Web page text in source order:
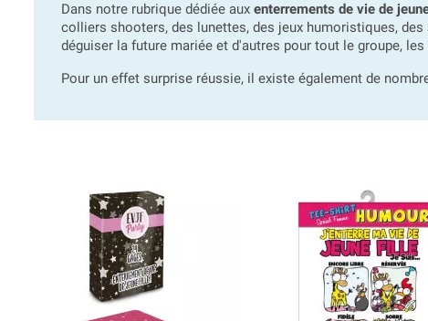
Dans notre rubrique dédiée aux enterrements de vie de
colliers shooters, des lunettes, des jeux humoristiques, des
déguiser la future mariée et d'autres pour tout le groupe,
Pour un effet surprise réussie, il existe également de